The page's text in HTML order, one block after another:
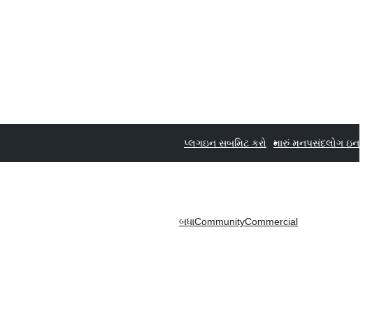
પ્લગઇન સબમિટ કરો મારું મનપસંદલોગ ઇન
બધાCommunityCommercial